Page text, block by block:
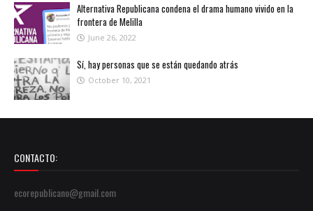
Alternativa Republicana condena el drama humano vivido en la
frontera de Melilla
June 26, 2022
Sí, hay personas que se están quedando atrás
October 10, 2021
CONTACTO:
ecorepublicano@gmail.com